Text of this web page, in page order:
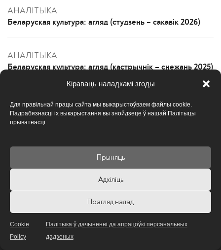
Кіраваць наладкамі згоды
Для правільнай працы сайта мы выкарыстоўваем файлы cookie.
Падрабязнасці іх выкарыстання вы знойдзеце ў нашай Палітыцы
прыватнасці.
Прыняць
Адхіліць
Прагляд налад
Cookie
Policy
Палітыка ў дачыненні да апрацоўкі персанальных
дадзеных
АНАЛІТЫКА
Беларуская культура: агляд (студзень – сакавік 2026)
АНАЛІТЫКА
Беларуская культура: агляд (кастрычнік – снежань 2025)
© 2026 Беларуская Рада культуры. Усе правы
ахоўваюцца
Instagram